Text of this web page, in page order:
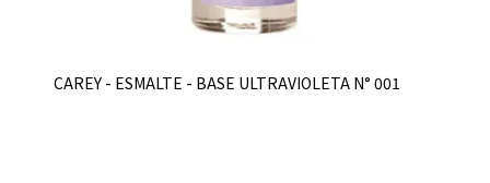
CAREY - ESMALTE - BASE ULTRAVIOLETA N° 001